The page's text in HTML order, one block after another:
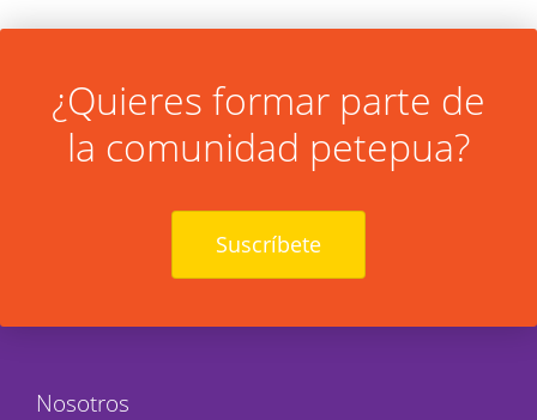
¿Quieres formar parte de
la comunidad petepua?
Suscríbete
Nosotros